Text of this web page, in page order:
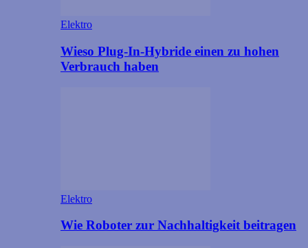
Elektro
Wieso Plug-In-Hybride einen zu hohen
Verbrauch haben
Elektro
Wie Roboter zur Nachhaltigkeit beitragen